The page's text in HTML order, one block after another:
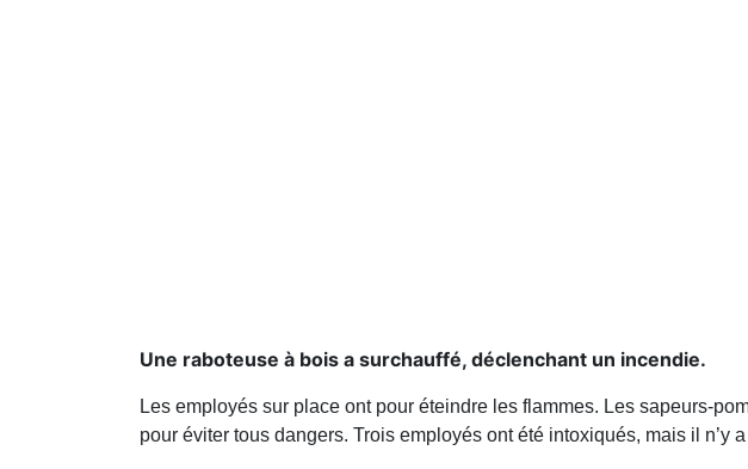
Une raboteuse à bois a surchauffé, déclenchant un incendie.
Les employés sur place ont pour éteindre les flammes. Les sapeurs-
pour éviter tous dangers. Trois employés ont été intoxiqués, mais il n’y